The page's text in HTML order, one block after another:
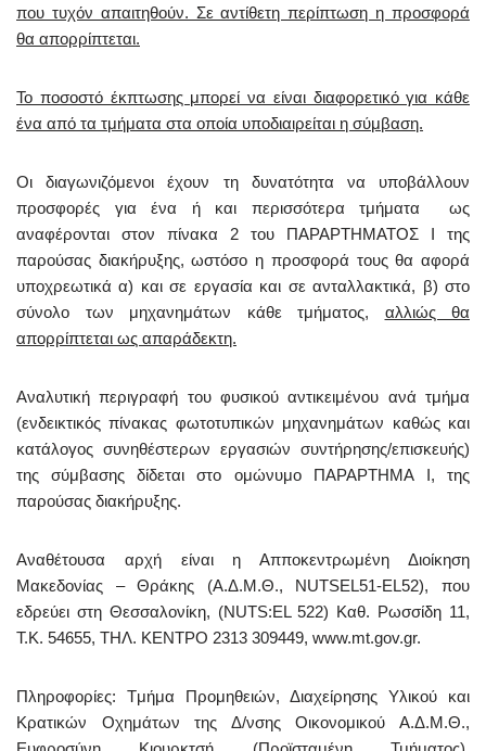
που τυχόν απαιτηθούν. Σε αντίθετη περίπτωση η προσφορά
θα απορρίπτεται.
Το ποσοστό έκπτωσης μπορεί να είναι διαφορετικό για κάθε
ένα από τα τμήματα στα οποία υποδιαιρείται η σύμβαση.
Οι διαγωνιζόμενοι έχουν τη δυνατότητα να υποβάλλουν
προσφορές για ένα ή και περισσότερα τμήματα ως
αναφέρονται στον πίνακα 2 του ΠΑΡΑΡΤΗΜΑΤΟΣ Ι της
παρούσας διακήρυξης, ωστόσο η προσφορά τους θα αφορά
υποχρεωτικά α) και σε εργασία και σε ανταλλακτικά, β) στο
σύνολο των μηχανημάτων κάθε τμήματος, αλλιώς θα
απορρίπτεται ως απαράδεκτη.
Αναλυτική περιγραφή του φυσικού αντικειμένου ανά τμήμα
(ενδεικτικός πίνακας φωτοτυπικών μηχανημάτων καθώς και
κατάλογος συνηθέστερων εργασιών συντήρησης/επισκευής)
της σύμβασης δίδεται στο ομώνυμο ΠΑΡΑΡΤΗΜΑ I, της
παρούσας διακήρυξης.
Αναθέτουσα αρχή είναι η Απποκεντρωμένη Διοίκηση
Μακεδονίας – Θράκης (Α.Δ.Μ.Θ., NUTSEL51-EL52), που
εδρεύει στη Θεσσαλονίκη, (NUTS:EL 522) Καθ. Ρωσσίδη 11,
Τ.Κ. 54655, ΤΗΛ. ΚΕΝΤΡΟ 2313 309449, www.mt.gov.gr.
Πληροφορίες: Tμήμα Προμηθειών, Διαχείρησης Υλικού και
Κρατικών Οχημάτων της Δ/νσης Οικονομικού Α.Δ.Μ.Θ.,